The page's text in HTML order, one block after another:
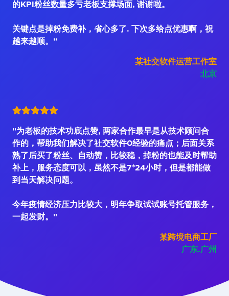
的KPI粉丝数量多亏老板支撑场面, 谢谢啦。
关键点是掉粉免费补，省心多了. 下次多给点优惠啊，祝
越来越顺。"
某社交软件运营工作室
北京
"为老板的技术功底点赞, 两家合作最早是从技术顾问合
作的，帮助我们解决了社交软件0经验的痛点；后面关系
熟了后买了粉丝、自动赞，比较稳，掉粉的也能及时帮助
补上，服务态度可以，虽然不是7*24小时，但是都能做
到当天解决问题。
今年疫情经济压力比较大，明年争取试试账号托管服务，
一起发财。"
某跨境电商工厂
广东.广州